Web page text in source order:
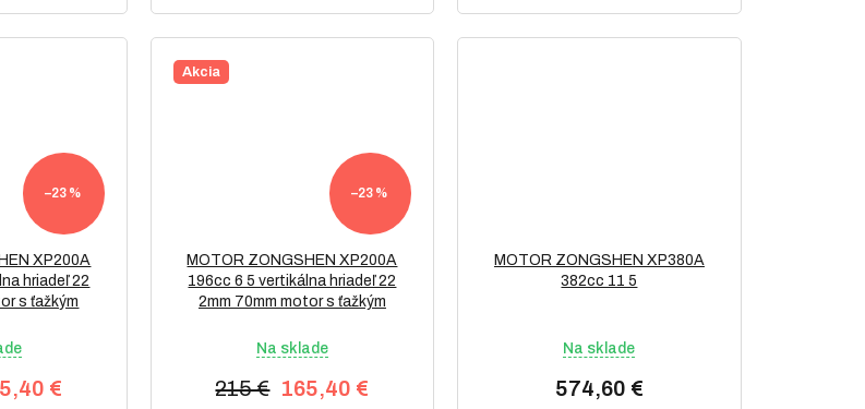
–23 %
XP200A
hriadeľ 22
s ťažkým
€
Akcia
–23 %
MOTOR ZONGSHEN XP200A
196cc 6 5 vertikálna hriadeľ 22
2mm 70mm motor s ťažkým
Na sklade
165,40 €
215 €
MOTOR ZONGSHEN XP380A
382cc 11 5
Na sklade
574,60 €